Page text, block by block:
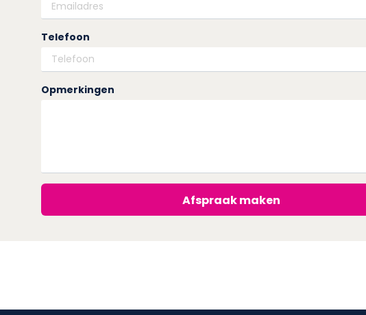
Telefoon
Opmerkingen
Afspraak maken